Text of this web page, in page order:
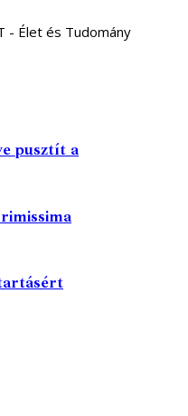
- Élet és Tudomány
pusztít a